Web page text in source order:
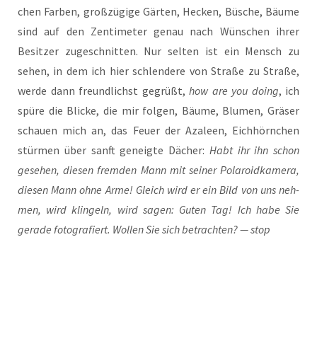
chen Far­ben, groß­zü­gi­ge Gär­ten, Hecken, Büsche, Bäu­me
sind auf den Zen­ti­me­ter genau nach Wün­schen ihrer
Besit­zer zuge­schnit­ten. Nur sel­ten ist ein Mensch zu
sehen, in dem ich hier schlen­de­re von Stra­ße zu Stra­ße,
wer­de dann freund­lichst gegrüßt, how are you doing, ich
spü­re die Bli­cke, die mir fol­gen, Bäu­me, Blu­men, Grä­ser
schau­en mich an, das Feu­er der Aza­leen, Eich­hörn­chen
stür­men über sanft geneig­te Dächer: Habt ihr ihn schon
gese­hen, die­sen frem­den Mann mit sei­ner Pola­roid­ka­me­ra,
die­sen Mann ohne Arme! Gleich wird er ein Bild von uns neh­
men, wird klin­geln, wird sagen: Guten Tag! Ich habe Sie
gera­de foto­gra­fiert. Wol­len Sie sich betrach­ten? — stop